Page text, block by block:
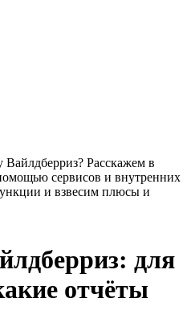
Вайлдберриз? Расскажем в
сервисов и внутренних
и взвесим плюсы и
для
отчёты